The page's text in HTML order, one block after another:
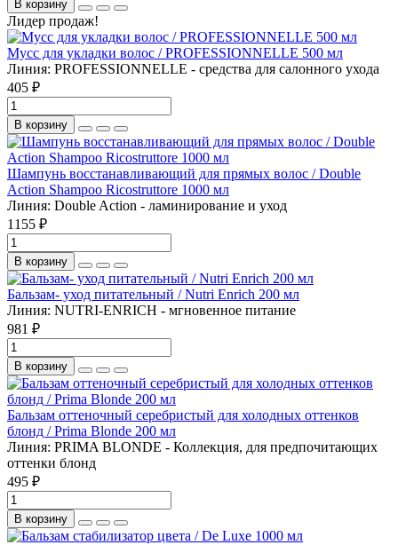
В корзину
Лидер продаж!
Мусс для укладки волос / PROFESSIONNELLE 500 мл
Линия: PROFESSIONNELLE - средства для салонного ухода
405 ₽
В корзину
Шампунь восстанавливающий для прямых волос / Double
Action Shampoo Ricostruttore 1000 мл
Линия: Double Action - ламинирование и уход
1155 ₽
В корзину
Бальзам- уход питательный / Nutri Enrich 200 мл
Линия: NUTRI-ENRICH - мгновенное питание
981 ₽
В корзину
Бальзам оттеночный серебристый для холодных оттенков
блонд / Prima Blonde 200 мл
Линия: PRIMA BLONDE - Коллекция, для предпочитающих
оттенки блонд
495 ₽
В корзину